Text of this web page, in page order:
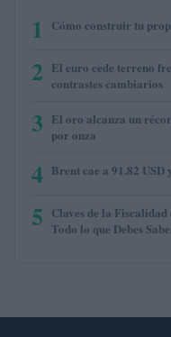
1 Cómo construir tu
2 El euro cede terreno
contrastes cambiarios
3 El oro alcanza un
por onza
4 Brent cae a 91.82
5 Claves de la
Todo lo que Debes